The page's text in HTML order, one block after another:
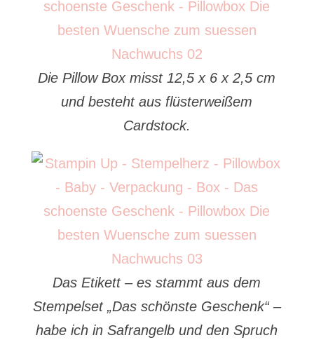
Die Pillow Box misst 12,5 x 6 x 2,5 cm
und besteht aus flüsterweißem
Cardstock.
Das Etikett – es stammt aus dem
Stempelset „Das schönste Geschenk“ –
habe ich in Safrangelb und den Spruch